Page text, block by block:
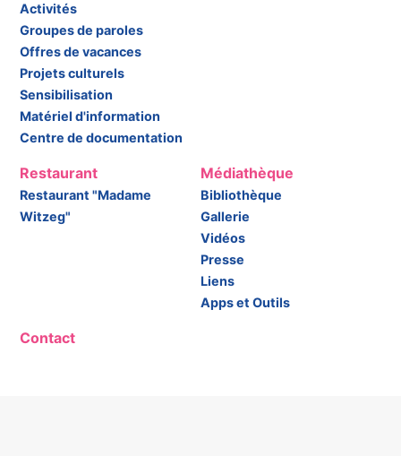
Activités
Groupes de paroles
Offres de vacances
Projets culturels
Sensibilisation
Matériel d'information
Centre de documentation
Restaurant
Restaurant "Madame
Witzeg"
Médiathèque
Bibliothèque
Gallerie
Vidéos
Presse
Liens
Apps et Outils
Contact